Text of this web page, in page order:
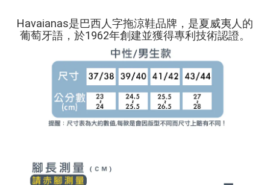
Havaianas是巴西人字拖涼鞋品牌，是夏威夷人的
葡萄牙語，於1962年創建並獲得專利技術認證。